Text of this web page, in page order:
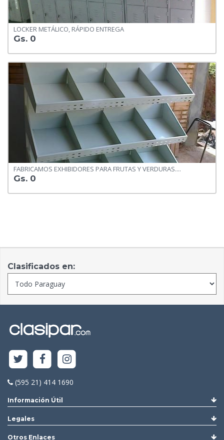
LOCKER METÁLICO, RÁPIDO ENTREGA
Gs. 0
FABRICAMOS EXHIBIDORES PARA FRUTAS Y VERDURAS....
Gs. 0
Clasificados en:
(595 21) 414 1690
Información Útil
Legales
Otros Enlaces